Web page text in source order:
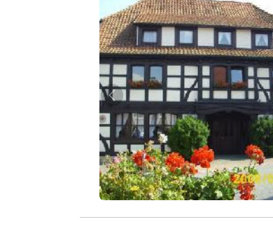
Zurück